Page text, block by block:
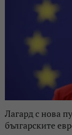
Лагард с нова
българските